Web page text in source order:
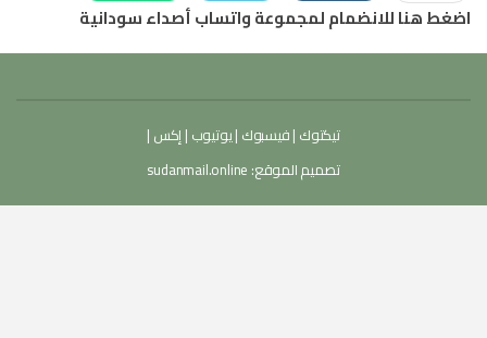
اضغط هنا للانضمام لمجموعة واتساب أصداء سودانية
تيكتوك |فيسبوك |يوتيوب | إكس |
تصميم الموقع: sudanmail.online